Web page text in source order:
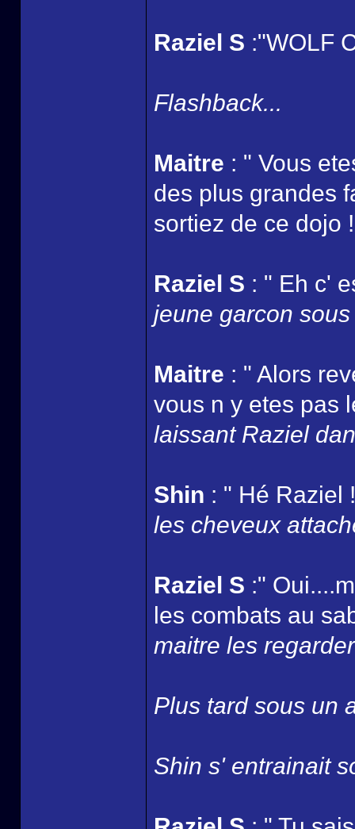
Raziel S :"WOLF
Flashback...
Maitre : " Vous
des plus grandes
sortiez de ce dojo
Raziel S : " Eh c'
jeune garcon
Maitre : " Alors
vous n y etes pas
laissant Raziel
Shin : " Hé Raziel
les cheveux
Raziel S :"
les combats au
maitre les
Plus tard sous un
Shin s' entrainait